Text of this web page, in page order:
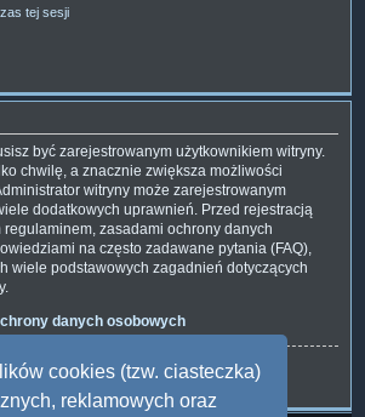
cookies (tzw. ciasteczka)
reklamowych oraz
tej sesji
być zarejestrowanym użytkownikiem witryny.
chwilę, a znacznie zwiększa możliwości
witryny może zarejestrowanym
dodatkowych uprawnień. Przed rejestracją
zasadami ochrony danych
na często zadawane pytania (FAQ),
wiele podstawowych zagadnień dotyczących
danych osobowych